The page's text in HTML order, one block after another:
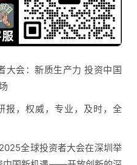
大会：新质生产力 投资中国
，权威，专业，及时，全
全球投资者大会在深圳举